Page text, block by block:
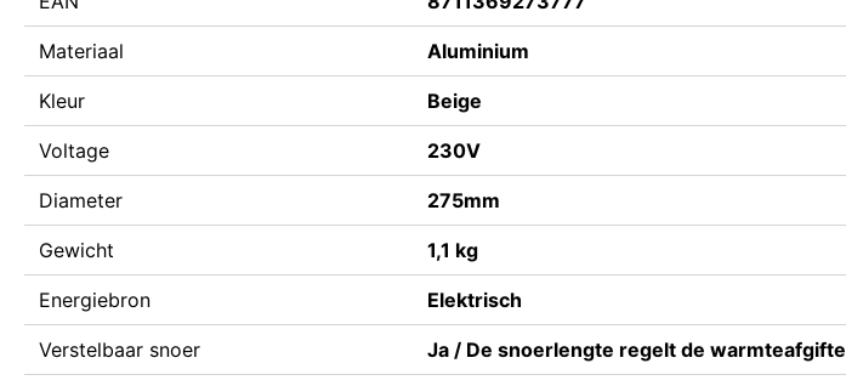
Materiaal Aluminium
Kleur Beige
Voltage 230V
Diameter 275mm
Gewicht 1,1 kg
Energiebron Elektrisch
Verstelbaar snoer Ja / De snoerlengte regelt de warmteafgifte